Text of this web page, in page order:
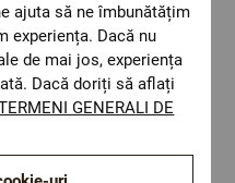
combina
ajuta să ne îmbunătățim
experiența. Dacă nu
de mai jos, experiența
Dacă doriți să aflați
GENERALI DE